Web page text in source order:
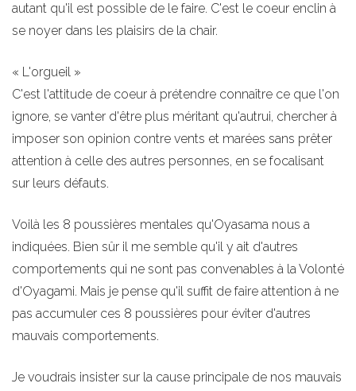
autant qu'il est possible de le faire. C'est le coeur enclin à
se noyer dans les plaisirs de la chair.
« L'orgueil »
C'est l'attitude de coeur à prétendre connaître ce que l'on
ignore, se vanter d'être plus méritant qu'autrui, chercher à
imposer son opinion contre vents et marées sans prêter
attention à celle des autres personnes, en se focalisant
sur leurs défauts.
Voilà les 8 poussières mentales qu'Oyasama nous a
indiquées. Bien sûr il me semble qu'il y ait d'autres
comportements qui ne sont pas convenables à la Volonté
d'Oyagami. Mais je pense qu'il suffit de faire attention à ne
pas accumuler ces 8 poussières pour éviter d'autres
mauvais comportements.
Je voudrais insister sur la cause principale de nos mauvais